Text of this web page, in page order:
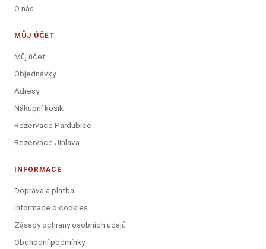
O nás
MŮJ ÚČET
Můj účet
Objednávky
Adresy
Nákupní košík
Rezervace Pardubice
Rezervace Jihlava
INFORMACE
Doprava a platba
Informace o cookies
Zásady ochrany osobních údajů
Obchodní podmínky